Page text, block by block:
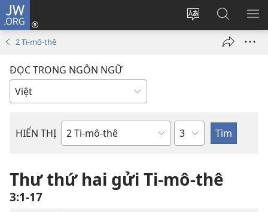
JW.ORG
Thay
Đăng
nhập
Tìm
kiếm
JW.ORG
2 Ti-mô-thê
ĐỌC TRONG NGÔN NGỮ
HIỂN THỊ
Sách
Kinh
Thánh
Chương
Thư thứ hai gửi Ti-mô-thê
3:1-17